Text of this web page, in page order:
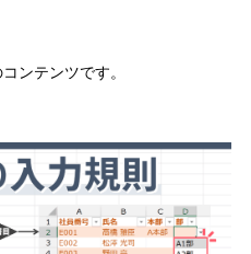
ンテンツです。